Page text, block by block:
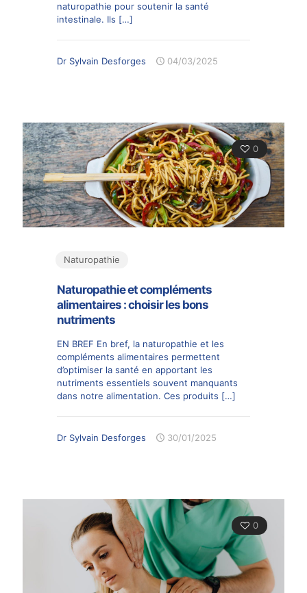
naturopathie pour soutenir la santé
intestinale. Ils […]
Dr Sylvain Desforges 04/03/2025
0
Naturopathie
Naturopathie et compléments
alimentaires : choisir les bons
nutriments
EN BREF En bref, la naturopathie et les
compléments alimentaires permettent
d’optimiser la santé en apportant les
nutriments essentiels souvent manquants
dans notre alimentation. Ces produits […]
Dr Sylvain Desforges 30/01/2025
0